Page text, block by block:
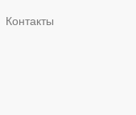
Контакты